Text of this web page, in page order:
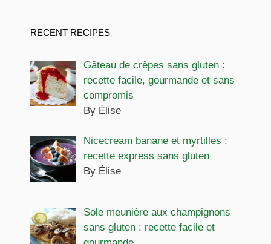
RECENT RECIPES
Gâteau de crêpes sans gluten :
recette facile, gourmande et sans
compromis
By Élise
Nicecream banane et myrtilles :
recette express sans gluten
By Élise
Sole meunière aux champignons
sans gluten : recette facile et